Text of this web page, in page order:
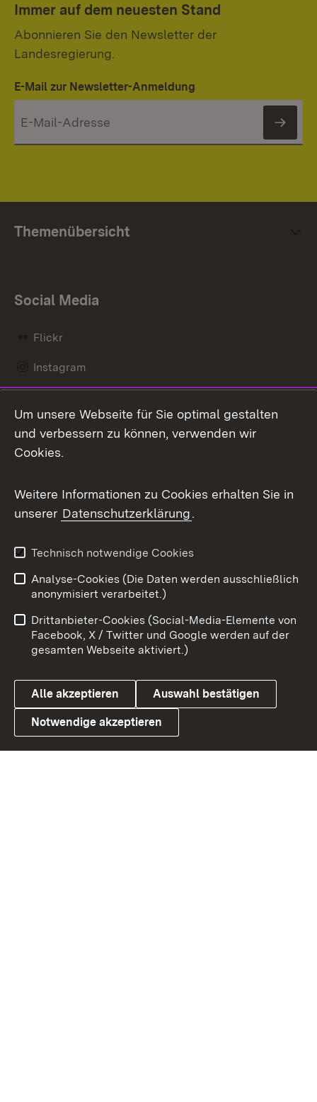
Immer auf dem neuesten Stand
Abonnieren Sie den Newsletter der
Landesregierung.
E-Mail zur Newsletter-Anmeldung
Themenübersicht
Social Media
Flickr
Instagram
Mastodon
Messenger
Social Wall
X / Twitter
Youtube
Link zum Landesportal
Benutzungshinweise
Barrierefreiheit
Datenschutz
Cookies
Um unsere Webseite für Sie optimal gestalten
und verbessern zu können, verwenden wir
Cookies.
Weitere Informationen zu Cookies erhalten Sie in
unserer Datenschutzerklärung.
Technisch notwendige Cookies
Analyse-Cookies (Die Daten werden ausschließlich
anonymisiert verarbeitet.)
Drittanbieter-Cookies (Social-Media-Elemente von
Facebook, X / Twitter und Google werden auf der
gesamten Webseite aktiviert.)
Alle akzeptieren Auswahl bestätigen
Notwendige akzeptieren